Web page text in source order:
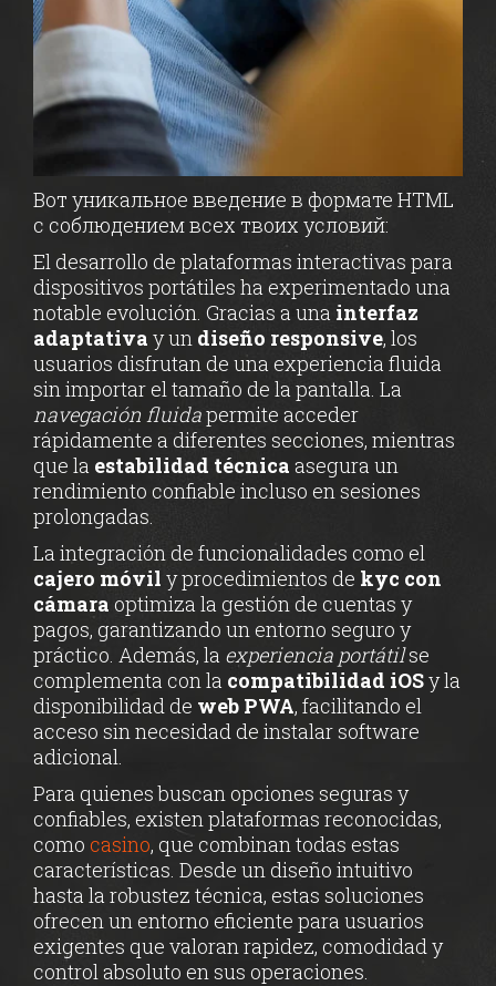
Вот уникальное введение в формате HTML
с соблюдением всех твоих условий:
El desarrollo de plataformas interactivas para
dispositivos portátiles ha experimentado una
notable evolución. Gracias a una interfaz
adaptativa y un diseño responsive, los
usuarios disfrutan de una experiencia fluida
sin importar el tamaño de la pantalla. La
navegación fluidapermite acceder
rápidamente a diferentes secciones, mientras
que la estabilidad técnica asegura un
rendimiento confiable incluso en sesiones
prolongadas.
La integración de funcionalidades como el
cajero móvil y procedimientos de kyc con
cámara optimiza la gestión de cuentas y
pagos, garantizando un entorno seguro y
práctico. Además, la experiencia portátilse
complementa con la compatibilidad iOSy la
disponibilidad de web PWA, facilitando el
acceso sin necesidad de instalar software
adicional.
Para quienes buscan opciones seguras y
confiables, existen plataformas reconocidas,
como casino, que combinan todas estas
características. Desde un diseño intuitivo
hasta la robustez técnica, estas soluciones
ofrecen un entorno eficiente para usuarios
exigentes que valoran rapidez, comodidad y
control absoluto en sus operaciones.